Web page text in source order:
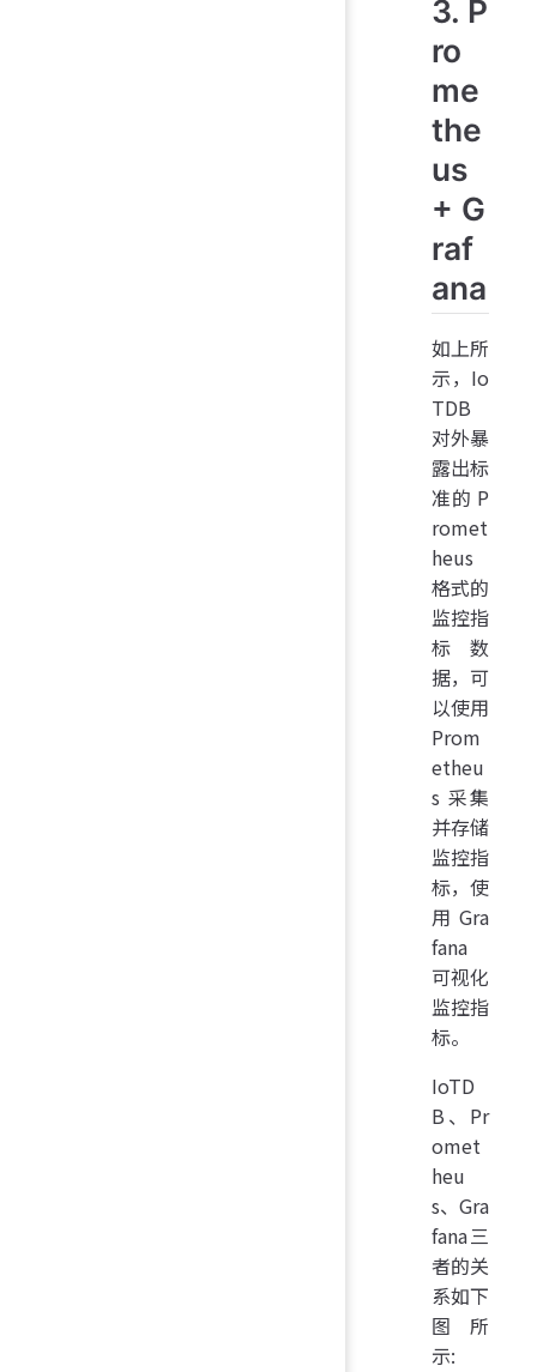
3. P
ro
me
the
us
+ G
raf
ana
如上所
示，Io
TDB
对外暴
露出标
准的 P
romet
heus
格式的
监控指
标数
据，可
以使用
Prom
etheu
s 采集
并存储
监控指
标，使
用 Gra
fana
可视化
监控指
标。
IoTD
B、Pr
omet
heu
s、Gra
fana三
者的关
系如下
图所
示: